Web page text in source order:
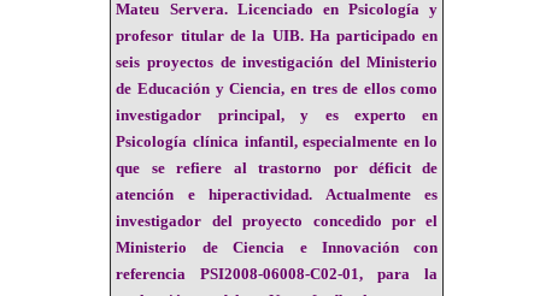
Mateu Servera. Licenciado en Psicología y
profesor titular de la UIB. Ha participado en
seis proyectos de investigación del Ministerio
de Educación y Ciencia, en tres de ellos como
investigador principal, y es experto en
Psicología clínica infantil, especialmente en lo
que se refiere al trastorno por déficit de
atención e hiperactividad. Actualmente es
investigador del proyecto concedido por el
Ministerio de Ciencia e Innovación con
referencia PSI2008-06008-C02-01, para la